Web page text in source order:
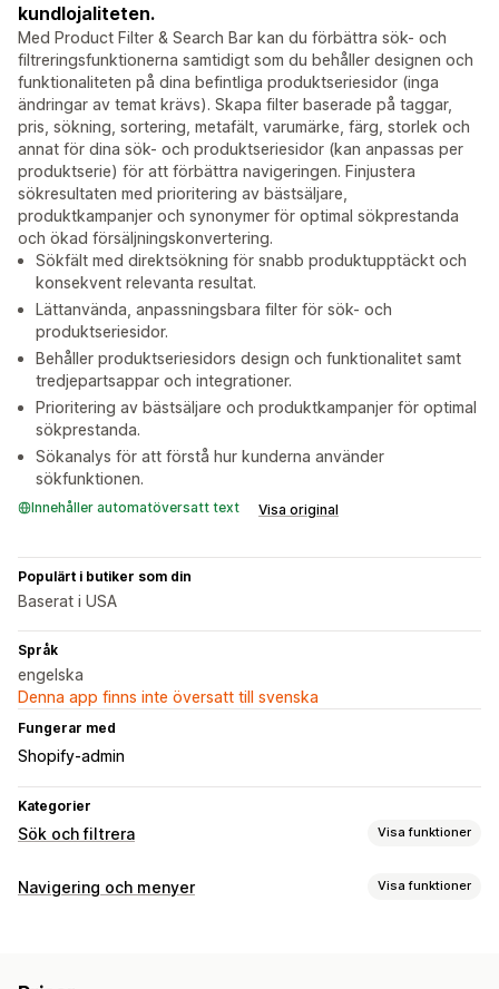
kundlojaliteten.
Med Product Filter & Search Bar kan du förbättra sök- och
filtreringsfunktionerna samtidigt som du behåller designen och
funktionaliteten på dina befintliga produktseriesidor (inga
ändringar av temat krävs). Skapa filter baserade på taggar,
pris, sökning, sortering, metafält, varumärke, färg, storlek och
annat för dina sök- och produktseriesidor (kan anpassas per
produktserie) för att förbättra navigeringen. Finjustera
sökresultaten med prioritering av bästsäljare,
produktkampanjer och synonymer för optimal sökprestanda
och ökad försäljningskonvertering.
Sökfält med direktsökning för snabb produktupptäckt och
konsekvent relevanta resultat.
Lättanvända, anpassningsbara filter för sök- och
produktseriesidor.
Behåller produktseriesidors design och funktionalitet samt
tredjepartsappar och integrationer.
Prioritering av bästsäljare och produktkampanjer för optimal
sökprestanda.
Sökanalys för att förstå hur kunderna använder
sökfunktionen.
Innehåller automatöversatt text Visa original
Populärt i butiker som din
Baserat i USA
Språk
engelska
Denna app finns inte översatt till svenska
Fungerar med
Shopify-admin
Kategorier
Sök och filtrera Visa funktioner
Sökfunktioner
Navigering och menyer Visa funktioner